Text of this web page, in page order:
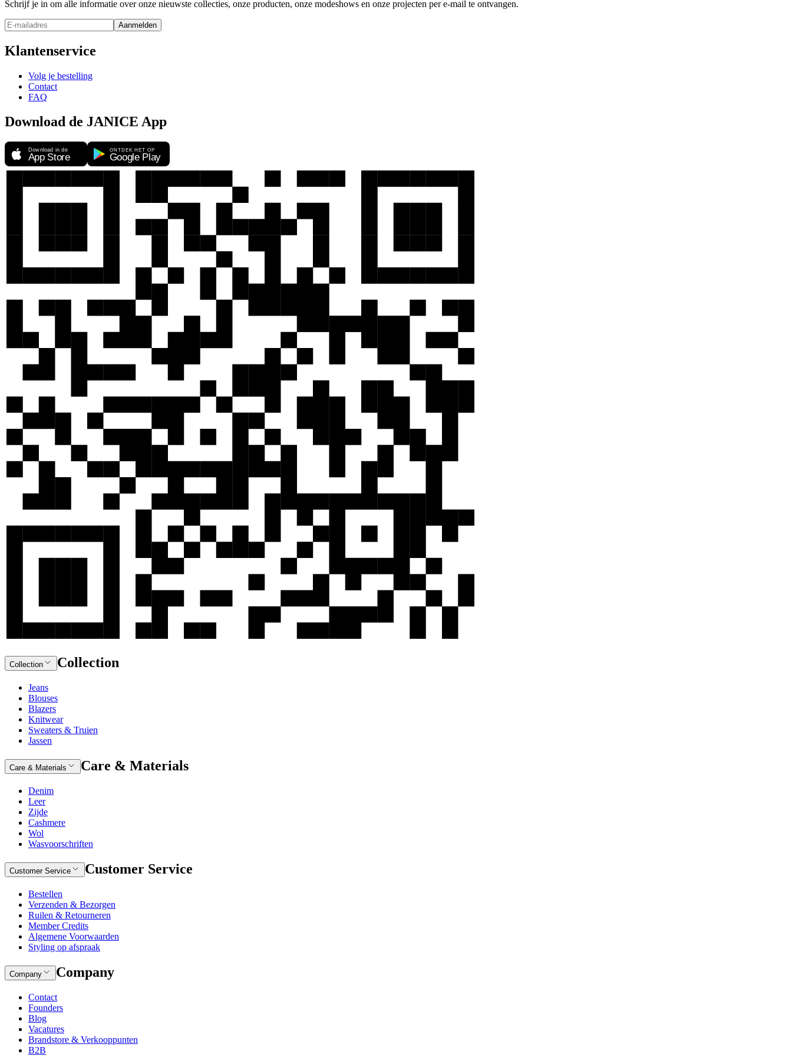
Schrijf je in om alle informatie over onze nieuwste collecties, onze producten, onze modeshows en onze projecten per e-mail te ontvangen.
Aanmelden
Klantenservice
Volg je bestelling
Contact
FAQ
Download de JANICE App
Collection Collection
Jeans
Blouses
Blazers
Knitwear
Sweaters & Truien
Jassen
Care & Materials Care & Materials
Denim
Leer
Zijde
Cashmere
Wol
Wasvoorschriften
Customer Service Customer Service
Bestellen
Verzenden & Bezorgen
Ruilen & Retourneren
Member Credits
Algemene Voorwaarden
Styling op afspraak
Company Company
Contact
Founders
Blog
Vacatures
Brandstore & Verkooppunten
B2B